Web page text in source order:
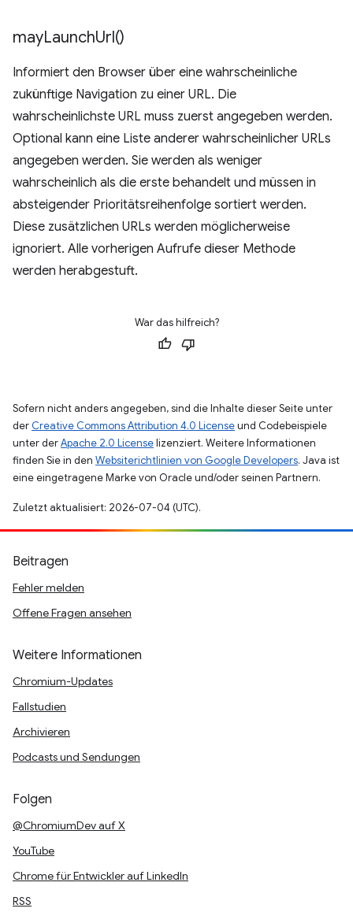
mayLaunchUrl()
Informiert den Browser über eine wahrscheinliche
zukünftige Navigation zu einer URL. Die
wahrscheinlichste URL muss zuerst angegeben werden.
Optional kann eine Liste anderer wahrscheinlicher URLs
angegeben werden. Sie werden als weniger
wahrscheinlich als die erste behandelt und müssen in
absteigender Prioritätsreihenfolge sortiert werden.
Diese zusätzlichen URLs werden möglicherweise
ignoriert. Alle vorherigen Aufrufe dieser Methode
werden herabgestuft.
War das hilfreich?
Sofern nicht anders angegeben, sind die Inhalte dieser Seite unter
der Creative Commons Attribution 4.0 Licenseund Codebeispiele
unter derApache 2.0 Licenselizenziert. Weitere Informationen
finden Sie in den Websiterichtlinien von Google Developers. Java ist
eine eingetragene Marke von Oracle und/oder seinen Partnern.
Zuletzt aktualisiert: 2026-07-04 (UTC).
Beitragen
Fehler melden
Offene Fragen ansehen
Weitere Informationen
Chromium-Updates
Fallstudien
Archivieren
Podcasts und Sendungen
Folgen
@ChromiumDev auf X
YouTube
Chrome für Entwickler auf LinkedIn
RSS